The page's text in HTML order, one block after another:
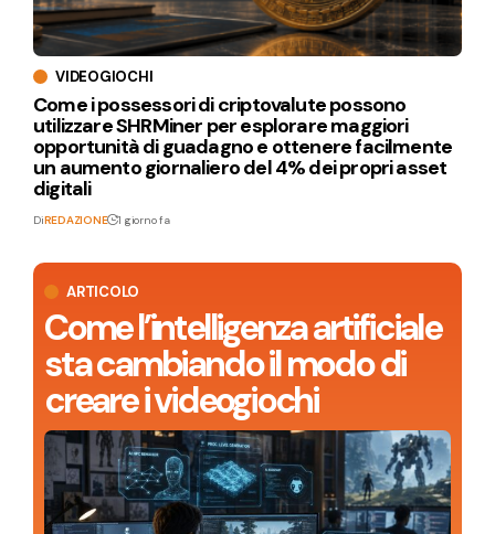
ARTICOLO
Come l’intelligenza artificiale
sta cambiando il modo di
creare i videogiochi
VIDEOGIOCHI
Come i possessori di criptovalute possono
utilizzare SHRMiner per esplorare maggiori
opportunità di guadagno e ottenere facilmente
un aumento giornaliero del 4% dei propri asset
digitali
DiREDAZIONE 1 giorno fa